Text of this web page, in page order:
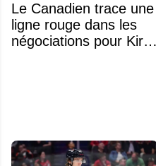
Le Canadien trace une
ligne rouge dans les
négociations pour Kirill